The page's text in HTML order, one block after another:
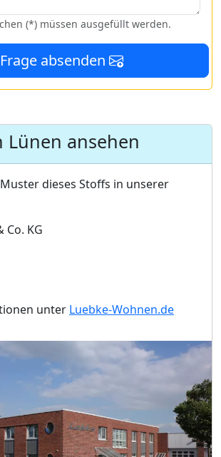
(*) müssen ausgefüllt werden.
Frage absenden
Lünen ansehen
dieses Stoffs in unserer
Co. KG
unter Luebke-Wohnen.de